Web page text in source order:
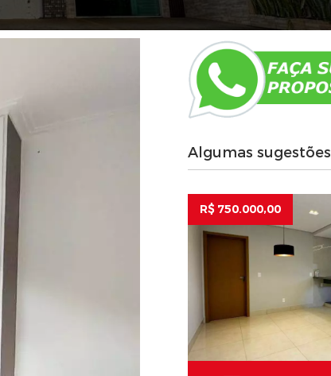
Algumas sugestões
R$ 750.000,00